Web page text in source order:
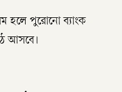
হলে পুরোনো ব্যাংক
আসবে।